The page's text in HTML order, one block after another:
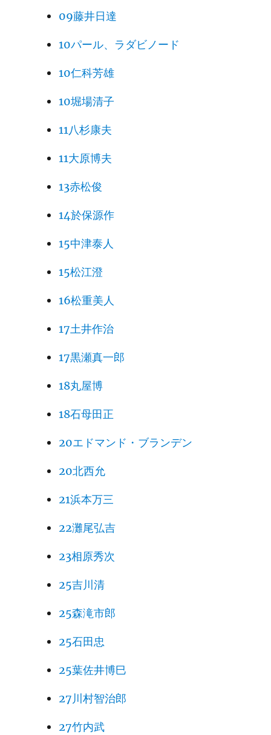
09藤井日達
10パール、ラダビノード
10仁科芳雄
10堀場清子
11八杉康夫
11大原博夫
13赤松俊
14於保源作
15中津泰人
15松江澄
16松重美人
17土井作治
17黒瀬真一郎
18丸屋博
18石母田正
20エドマンド・ブランデン
20北西允
21浜本万三
22灘尾弘吉
23相原秀次
25吉川清
25森滝市郎
25石田忠
25葉佐井博巳
27川村智治郎
27竹内武